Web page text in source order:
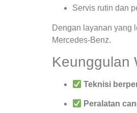
Servis rutin dan
Dengan layanan yang
Mercedes-Benz.
Keunggulan
Teknisi
Peralatan